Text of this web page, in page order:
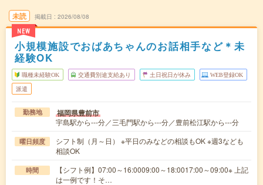
未読
NEW
掲載日 2026/08/08
小規模施設でおばあちゃんのお話相手など＊未
経験OK
職種未経験OK 交通費別途支給あり 土日祝日が休み WEB登録OK
派遣
勤務地 福岡県豊前市
宇島駅から---分／三毛門駅から---分／豊前松江駅から---分
曜日頻度
シフト制（月～日） ※平日のみなどの相談もOK ※週3なども
相談OK
時間
【シフト例】07:00～16:0009:00～18:0017:00～09:00※ 上記
は一例です！そ…